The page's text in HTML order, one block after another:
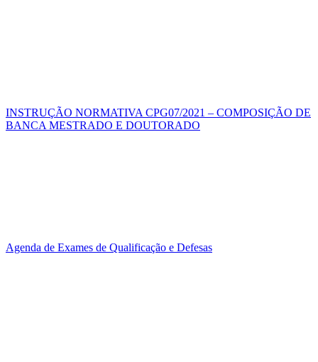
INSTRUÇÃO NORMATIVA CPG07/2021 – COMPOSIÇÃO DE
BANCA MESTRADO E DOUTORADO
Agenda de Exames de Qualificação e Defesas